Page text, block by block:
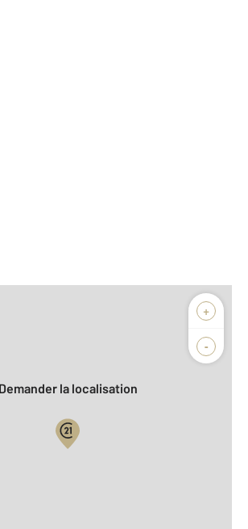
+
-
Biens vendus
Demander la localisation